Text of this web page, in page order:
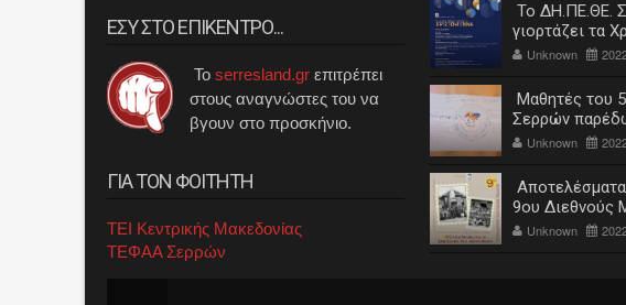
ΕΣΥ ΣΤΟ ΕΠΙΚΕΝΤΡΟ...
Το serresland.gr επιτρέπει
στους αναγνώστες του να
βγουν στο προσκήνιο.
ΓΙΑ ΤΟΝ ΦΟΙΤΗΤΗ
ΤΕΙ Κεντρικής Μακεδονίας
ΤΕΦΑΑ Σερρών
Το ΔΗ.ΠΕ.ΘΕ.
γιορτάζει τα
Unknown
Μαθητές του
Σερρών
πρώτης
Unknown
Αποτελέσματα
9ου Διεθνούς
Διαγωνισμού
Unknown